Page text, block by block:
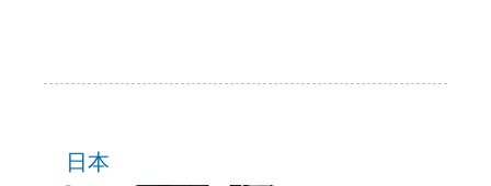
日本